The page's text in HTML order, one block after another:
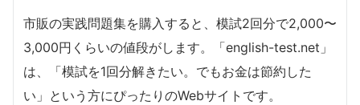
市販の実践問題集を購入すると、模試2回分で2,000〜
3,000円くらいの値段がします。「english-test.net」
は、「模試を1回分解きたい。でもお金は節約した
い」という方にぴったりのWebサイトです。